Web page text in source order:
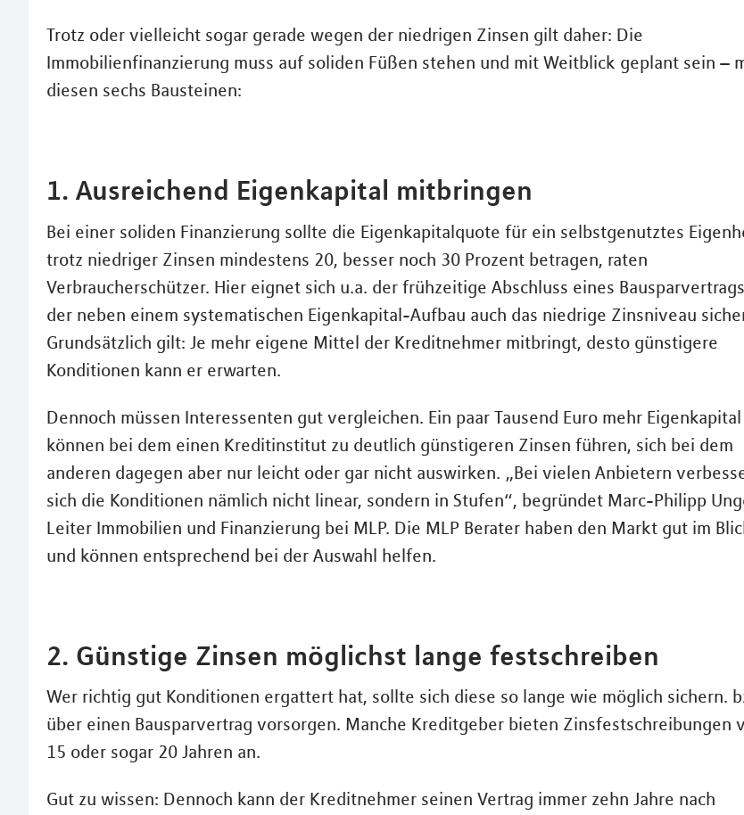
Trotz oder vielleicht sogar gerade wegen der niedrigen Zinsen gilt daher: Die
Immobilienfinanzierung muss auf soliden Füßen stehen und mit Weitblick geplant sein –
diesen sechs Bausteinen:
1. Ausreichend Eigenkapital mitbringen
Bei einer soliden Finanzierung sollte die Eigenkapitalquote für ein selbstgenutztes
trotz niedriger Zinsen mindestens 20, besser noch 30 Prozent betragen, raten
Verbraucherschützer. Hier eignet sich u.a. der frühzeitige Abschluss eines
der neben einem systematischen Eigenkapital-Aufbau auch das niedrige Zinsniveau
Grundsätzlich gilt: Je mehr eigene Mittel der Kreditnehmer mitbringt, desto günstigere
Konditionen kann er erwarten.
Dennoch müssen Interessenten gut vergleichen. Ein paar Tausend Euro mehr Eigenkapital
können bei dem einen Kreditinstitut zu deutlich günstigeren Zinsen führen, sich bei dem
anderen dagegen aber nur leicht oder gar nicht auswirken. „Bei vielen Anbietern
sich die Konditionen nämlich nicht linear, sondern in Stufen“, begründet Marc-Philipp
Leiter Immobilien und Finanzierung bei MLP. Die MLP Berater haben den Markt gut im
und können entsprechend bei der Auswahl helfen.
2. Günstige Zinsen möglichst lange festschreiben
Wer richtig gut Konditionen ergattert hat, sollte sich diese so lange wie möglich sichern.
über einen Bausparvertrag vorsorgen. Manche Kreditgeber bieten Zinsfestschreibungen
15 oder sogar 20 Jahren an.
Gut zu wissen: Dennoch kann der Kreditnehmer seinen Vertrag immer zehn Jahre nach